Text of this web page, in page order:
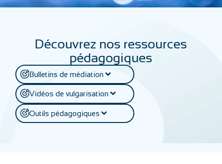
Découvrez nos ressources
pédagogiques
Bulletins de médiation
Vidéos de vulgarisation
Outils pédagogiques